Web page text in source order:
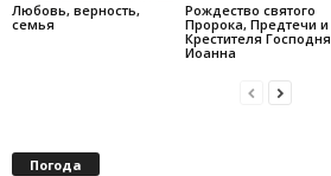
Любовь, верность,
семья
Рождество святого
Пророка, Предтечи и
Крестителя Господня
Иоанна
Погода